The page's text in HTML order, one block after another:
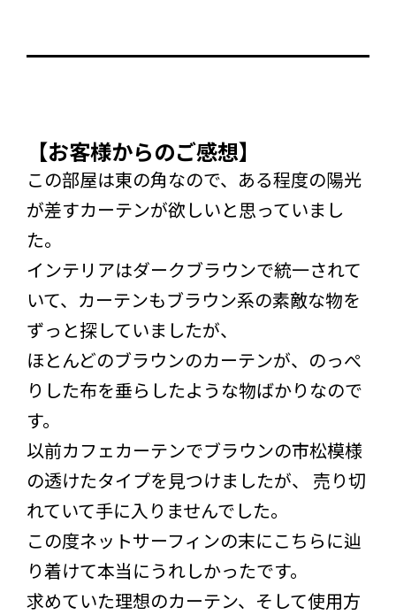
【お客様からのご感想】
この部屋は東の角なので、ある程度の陽光
が差すカーテンが欲しいと思っていまし
た。
インテリアはダークブラウンで統一されて
いて、カーテンもブラウン系の素敵な物を
ずっと探していましたが、
ほとんどのブラウンのカーテンが、のっぺ
りした布を垂らしたような物ばかりなので
す。
以前カフェカーテンでブラウンの市松模様
の透けたタイプを見つけましたが、 売り切
れていて手に入りませんでした。
この度ネットサーフィンの末にこちらに辿
り着けて本当にうれしかったです。
求めていた理想のカーテン、そして使用方